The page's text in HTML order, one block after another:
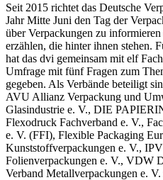
Seit 2015 richtet das Deutsche
Jahr Mitte Juni den Tag der
über Verpackungen zu
erzählen, die hinter ihnen stehen.
hat das dvi gemeinsam mit elf
Umfrage mit fünf Fragen zum
gegeben. Als Verbände beteiligt
AVU Allianz Verpackung und
Glasindustrie e. V., DIE
Flexodruck Fachverband e. V.,
e. V. (FFI), Flexible Packaging
Kunststoffverpackungen e. V.,
Folienverpackungen e. V., VDW
Verband Metallverpackungen e.